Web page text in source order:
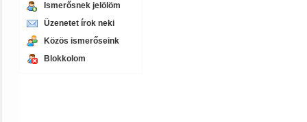
Ismerősnek jelölöm
Üzenetet írok neki
Közös ismerőseink
Blokkolom